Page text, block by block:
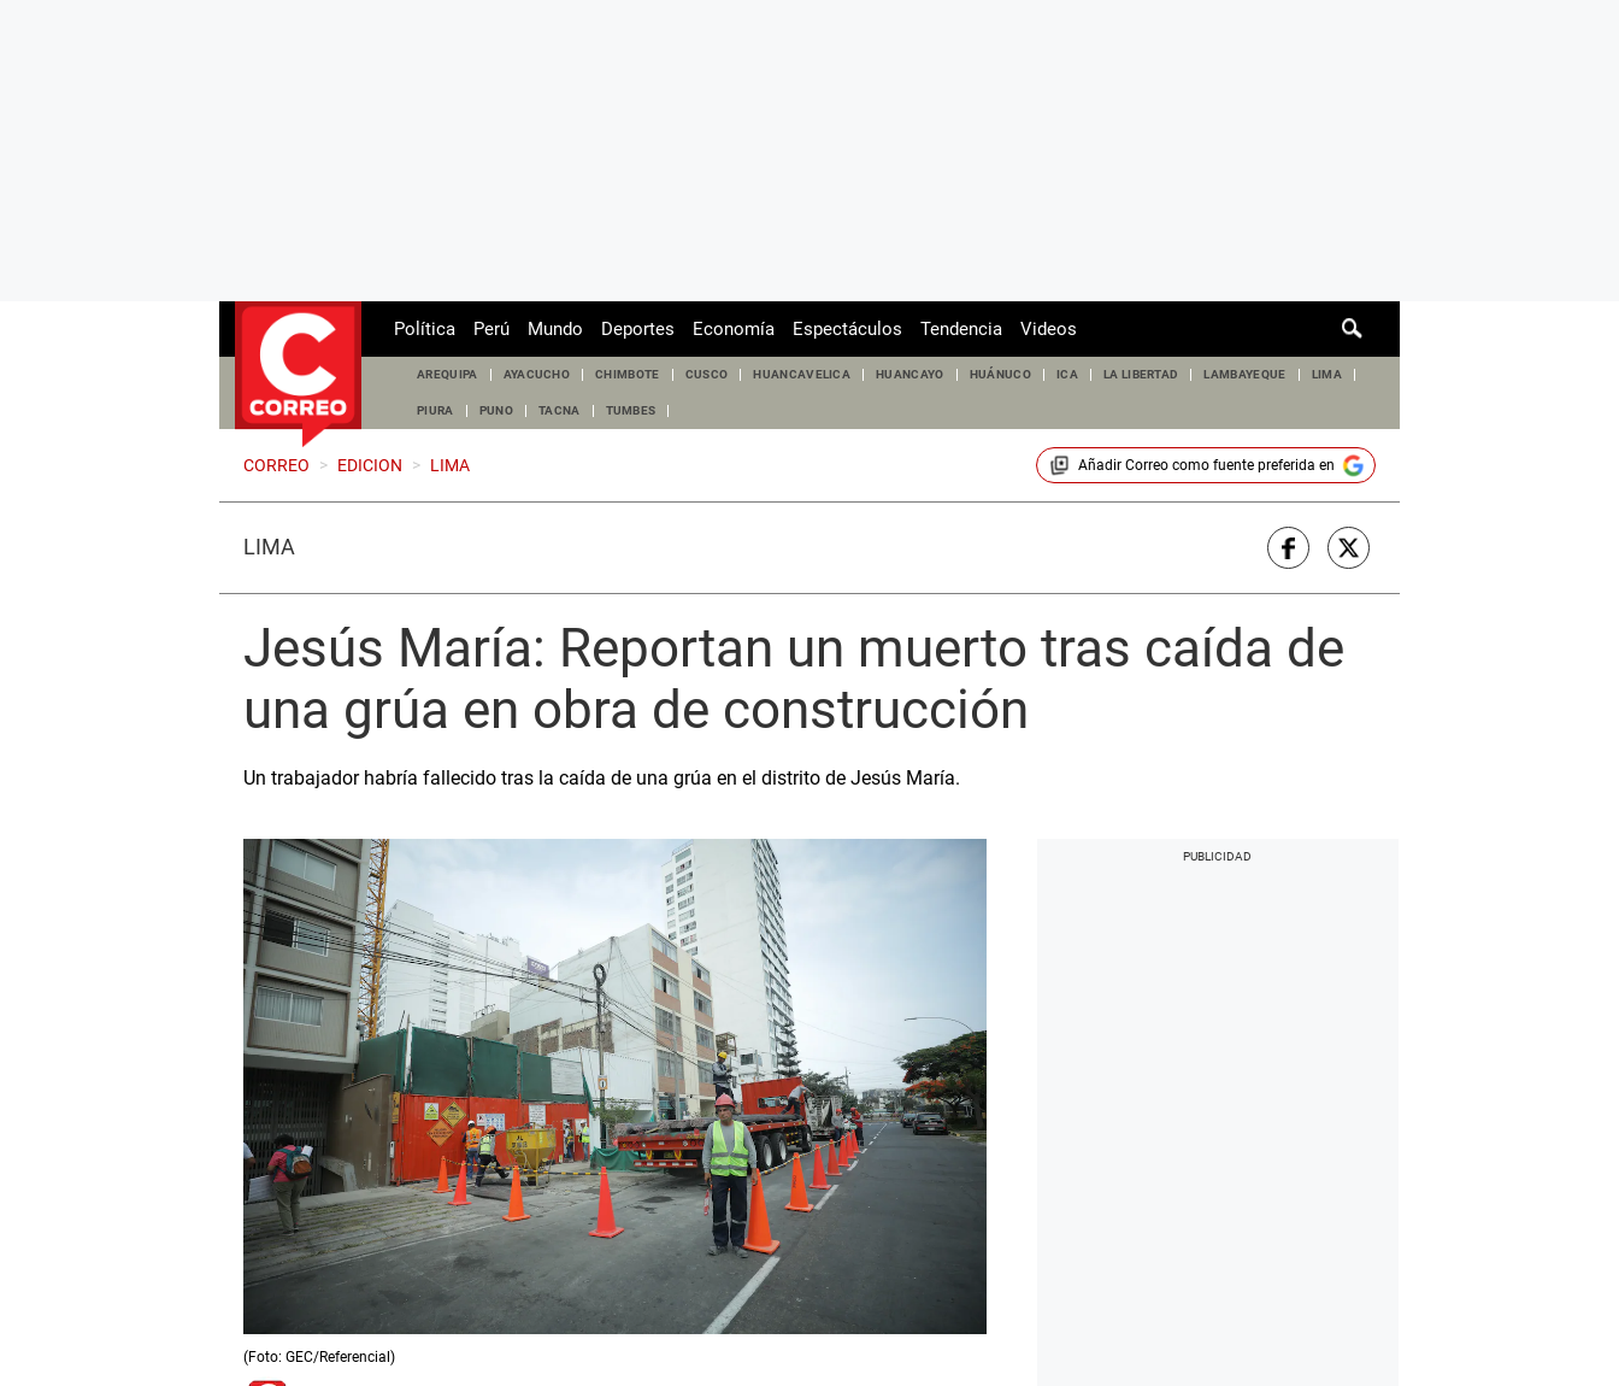
de
Política Perú Mundo Deportes Economía Espectáculos Tendencia Videos
AREQUIPA AYACUCHO CHIMBOTE CUSCO HUANCAVELICA HUANCAYO HUÁNUCO ICA LA LIBERTAD LAMBAYEQUE LIMA
PIURA PUNO TACNA TUMBES
CORREO > EDICION > LIMA Añadir Correocomo fuente preferida en
LIMA
Jesús María: Reportan un muerto tras caída de
una grúa en obra de construcción
Un trabajador habría fallecido tras la caída de una grúa en el distrito de Jesús María.
(Foto: GEC/Referencial)